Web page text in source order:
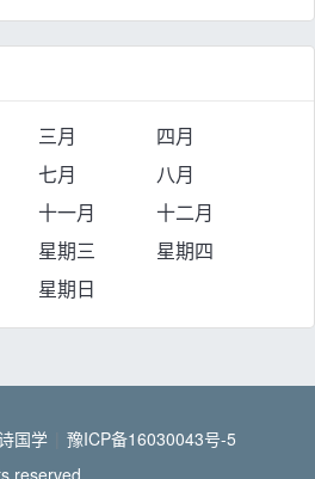
三月
四月
七月
八月
十一月
十二月
星期三
星期四
星期日
国学
豫ICP备16030043号-5